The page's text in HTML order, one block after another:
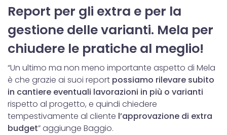
Report per gli extra e per la
gestione delle varianti. Mela per
chiudere le pratiche al meglio!
“Un ultimo ma non meno importante aspetto di Mela
è che grazie ai suoi report possiamo rilevare subito
in cantiere eventuali lavorazioni in più o varianti
rispetto al progetto, e quindi chiedere
tempestivamente al cliente l’approvazione di extra
budget” aggiunge Baggio.